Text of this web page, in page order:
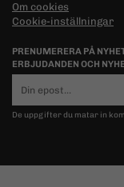
Om cookies
Cookie-inställningar
PRENUMERERA PÅ
ERBJUDANDEN OCH
postadress
De uppgifter du matar in